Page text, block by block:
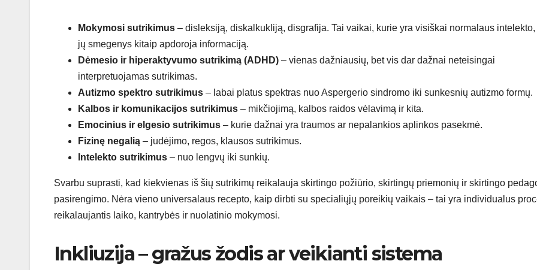
Mokymosi sutrikimus – disleksiją, diskalkukliją, disgrafija. Tai vaikai, kurie yra visiškai normalaus intelekto,
jų smegenys kitaip apdoroja informaciją.
Dėmesio ir hiperaktyvumo sutrikimą (ADHD) – vienas dažniausių, bet vis dar dažnai neteisingai
interpretuojamas sutrikimas.
Autizmo spektro sutrikimus – labai platus spektras nuo Aspergerio sindromo iki sunkesnių autizmo formų.
Kalbos ir komunikacijos sutrikimus – mikčiojimą, kalbos raidos vėlavimą ir kita.
Emocinius ir elgesio sutrikimus – kurie dažnai yra traumos ar nepalankios aplinkos pasekmė.
Fizinę negalią – judėjimo, regos, klausos sutrikimus.
Intelekto sutrikimus – nuo lengvų iki sunkių.
Svarbu suprasti, kad kiekvienas iš šių sutrikimų reikalauja skirtingo požiūrio, skirtingų priemonių ir skirtingo
pasirengimo. Nėra vieno universalaus recepto, kaip dirbti su specialiųjų poreikių vaikais – tai yra individualus
reikalaujantis laiko, kantrybės ir nuolatinio mokymosi.
Inkliuzija – gražus žodis ar veikianti sistema